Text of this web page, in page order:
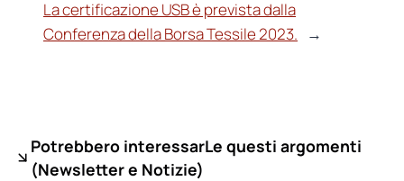
La certificazione USB è prevista dalla
Conferenza della Borsa Tessile 2023.
→
Potrebbero interessarLe questi argomenti
(Newsletter e Notizie)